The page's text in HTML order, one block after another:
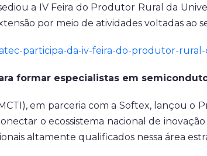
a IV Feira do Produtor Rural da
por meio de atividades voltadas ao
participa-da-iv-feira-do-produtor-
formar especialistas em
em parceria com a Softex, lançou o
o ecossistema nacional de
altamente qualificados nessa área